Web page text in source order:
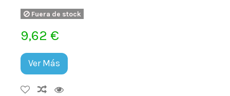
Fuera de stock
9,62 €
Ver Más